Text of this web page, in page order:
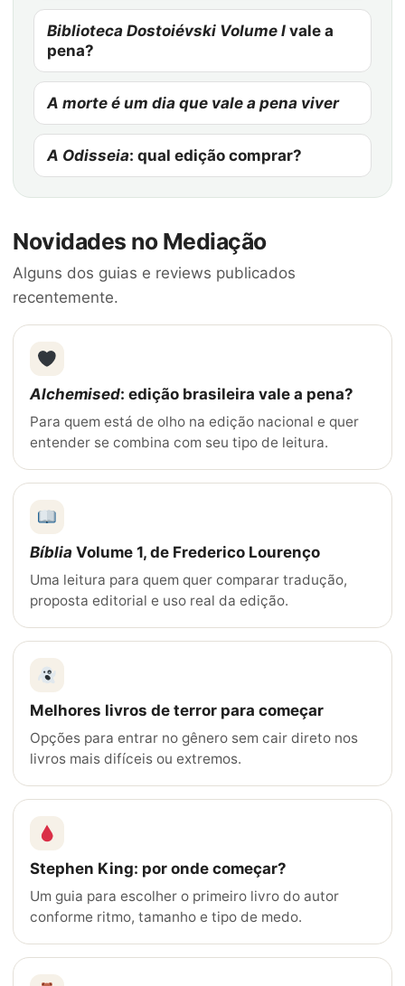
Biblioteca Dostoiévski Volume I vale a
pena?
A morte é um dia que vale a pena viver
A Odisseia: qual edição comprar?
Novidades no Mediação
Alguns dos guias e reviews publicados
recentemente.
Alchemised: edição brasileira vale a pena?
Para quem está de olho na edição nacional e quer
entender se combina com seu tipo de leitura.
Bíblia Volume 1, de Frederico Lourenço
Uma leitura para quem quer comparar tradução,
proposta editorial e uso real da edição.
Melhores livros de terror para começar
Opções para entrar no gênero sem cair direto nos
livros mais difíceis ou extremos.
Stephen King: por onde começar?
Um guia para escolher o primeiro livro do autor
conforme ritmo, tamanho e tipo de medo.